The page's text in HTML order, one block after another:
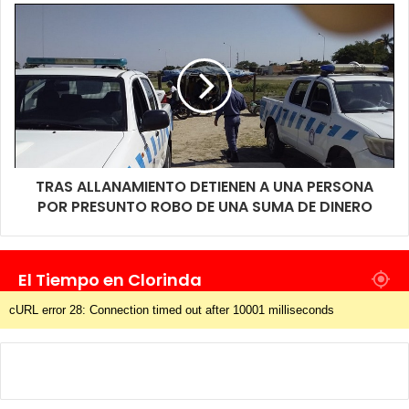
chicos del barrio para seguir las recomendaciones sanitarias y
evitar aglomeraciones, y si bien cuentan con algunos
elementos están pidiendo a la comunidad si pueden ayudar con
lo que les quede a mano, inclusive con cosas que no estén
ligadas a lo que sería la merienda, bien podría ser abrigos,
calzados y prendas en general que puedan distribuirse entre
quienes se vayan acercando.
Este es un grupo de vecinos de Clorinda que solo tiene ganas
de una iniciativa de vecinos solidarios, para que la comunidad
toda pueda ayudar tienen disponibles números de teléfonos a
los cuales la gente puede comunicarse e informar lo que tienen
y coordinar el retiro de los mismos. Los números de contacto
son los siguientes; 3718656923 Alejandra, 3718511642 fer y
TRAS ALLANAMIENTO DETIENEN A UNA PERSONA
POR PRESUNTO ROBO DE UNA SUMA DE DINERO
El Tiempo en Clorinda
cURL error 28: Connection timed out after 10001 milliseconds